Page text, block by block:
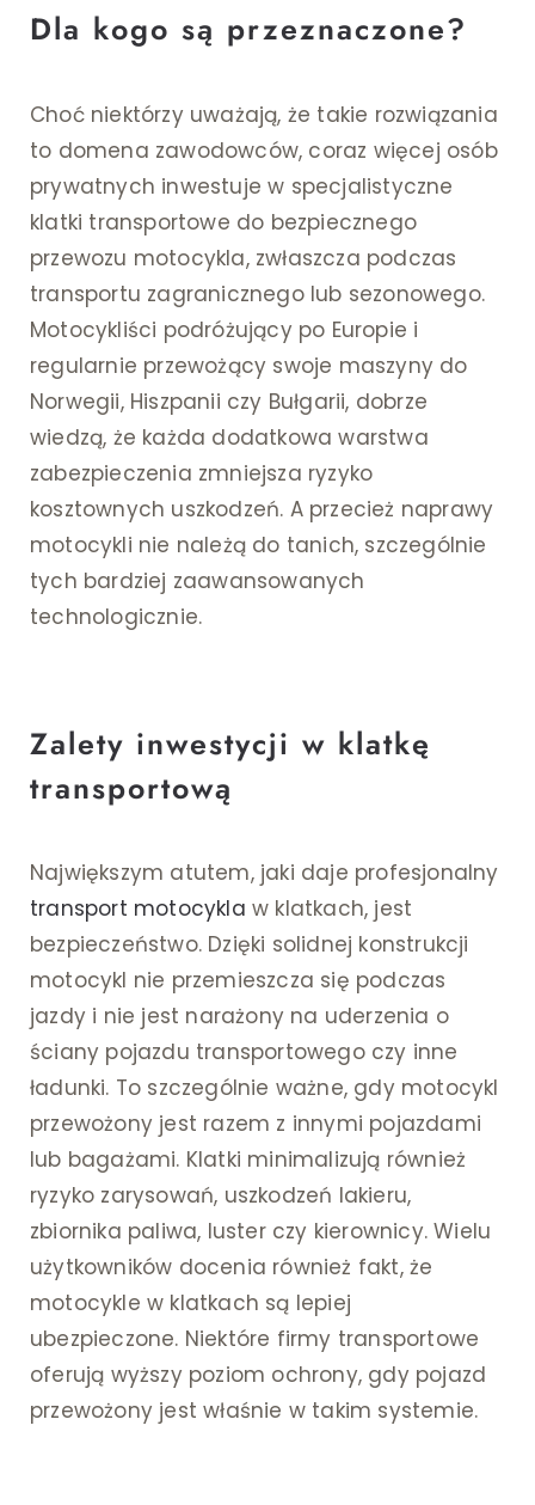
Dla kogo są przeznaczone?
Choć niektórzy uważają, że takie rozwiązania
to domena zawodowców, coraz więcej osób
prywatnych inwestuje w specjalistyczne
klatki transportowe do bezpiecznego
przewozu motocykla, zwłaszcza podczas
transportu zagranicznego lub sezonowego.
Motocykliści podróżujący po Europie i
regularnie przewożący swoje maszyny do
Norwegii, Hiszpanii czy Bułgarii, dobrze
wiedzą, że każda dodatkowa warstwa
zabezpieczenia zmniejsza ryzyko
kosztownych uszkodzeń. A przecież naprawy
motocykli nie należą do tanich, szczególnie
tych bardziej zaawansowanych
technologicznie.
Zalety inwestycji w klatkę
transportową
Największym atutem, jaki daje profesjonalny
transport motocykla w klatkach, jest
bezpieczeństwo. Dzięki solidnej konstrukcji
motocykl nie przemieszcza się podczas
jazdy i nie jest narażony na uderzenia o
ściany pojazdu transportowego czy inne
ładunki. To szczególnie ważne, gdy motocykl
przewożony jest razem z innymi pojazdami
lub bagażami. Klatki minimalizują również
ryzyko zarysowań, uszkodzeń lakieru,
zbiornika paliwa, luster czy kierownicy. Wielu
użytkowników docenia również fakt, że
motocykle w klatkach są lepiej
ubezpieczone. Niektóre firmy transportowe
oferują wyższy poziom ochrony, gdy pojazd
przewożony jest właśnie w takim systemie.